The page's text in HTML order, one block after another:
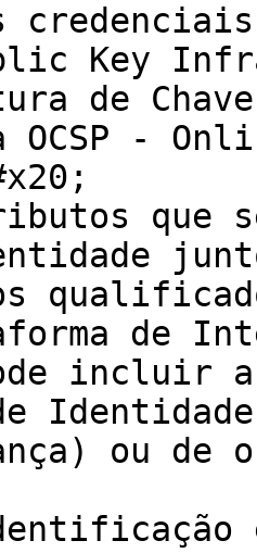
Key
de
OCSP -
que
de
incluir a
ou de